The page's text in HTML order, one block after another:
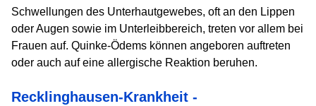
Schwellungen des Unterhautgewebes, oft an den Lippen
oder Augen sowie im Unterleibbereich, treten vor allem bei
Frauen auf. Quinke-Ödems können angeboren auftreten
oder auch auf eine allergische Reaktion beruhen.
Recklinghausen-Krankheit -